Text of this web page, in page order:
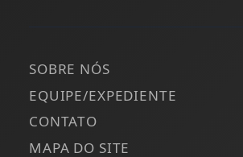
SOBRE NÓS
EQUIPE/EXPEDIENTE
CONTATO
MAPA DO SITE